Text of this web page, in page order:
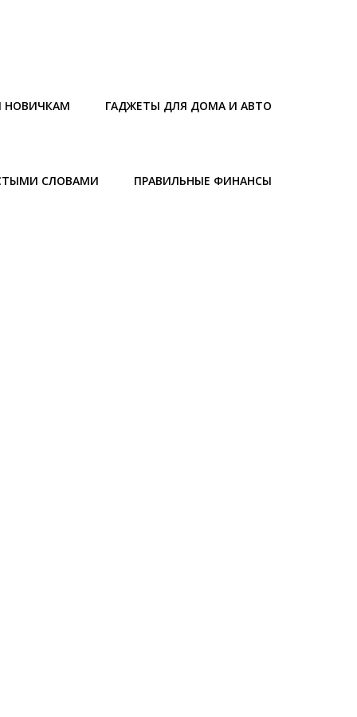
НОВИЧКАМ ГАДЖЕТЫ ДЛЯ ДОМА И АВТО
СЛОВАМИ ПРАВИЛЬНЫЕ ФИНАНСЫ